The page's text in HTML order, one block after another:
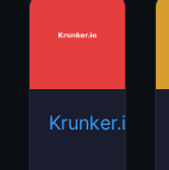
Krunker.io